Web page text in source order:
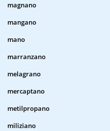
magnano
mangano
mano
marranzano
melagrano
mercaptano
metilpropano
miliziano